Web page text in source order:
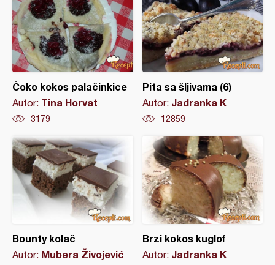
Čoko kokos palačinkice
Autor: Tina Horvat
3179
Pita sa šljivama (6)
Autor: Jadranka K
12859
Bounty kolač
Autor: Mubera Živojević
Brzi kokos kuglof
Autor: Jadranka K